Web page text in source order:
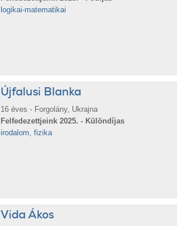
logikai-matematikai
Újfalusi Blanka
16 éves - Forgolány, Ukrajna
Felfedezettjeink 2025. - Különdíjas
irodalom, fizika
Vida Ákos